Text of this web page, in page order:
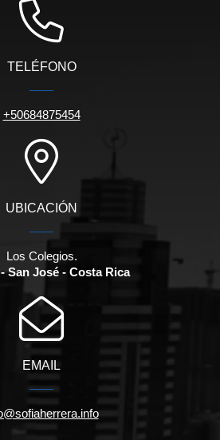
TELÉFONO
+50684875454
UBICACIÓN
Los Colegios.
San José - Costa Rica
EMAIL